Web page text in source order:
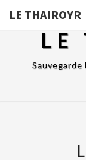
LE THAIROYR
LE